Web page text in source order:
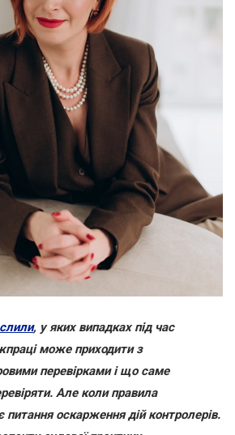
, у яких випадках під час
може приходити з
перевірками і що саме
Але коли правила
оскарження дій контролерів.